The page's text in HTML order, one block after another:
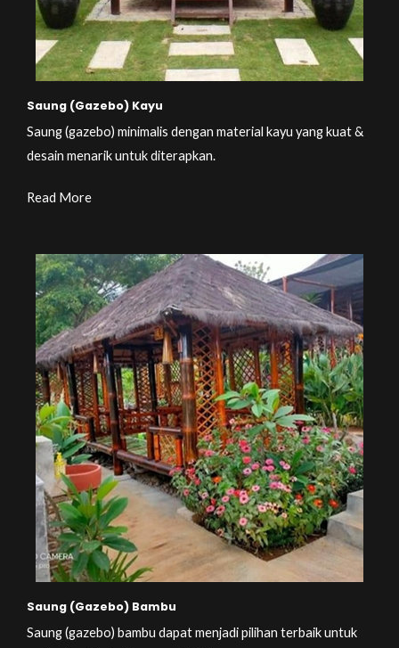
Saung (Gazebo) Kayu
Saung (gazebo) minimalis dengan material kayu yang kuat &
desain menarik untuk diterapkan.
Read More
Saung (Gazebo) Bambu
Saung (gazebo) bambu dapat menjadi pilihan terbaik untuk